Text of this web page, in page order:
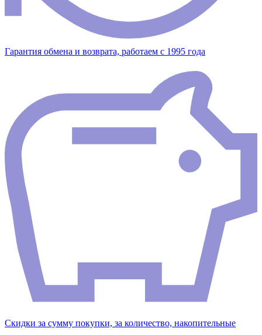
Гарантия обмена и возврата, работаем с 1995 года
Скидки за сумму покупки, за количество, накопительные